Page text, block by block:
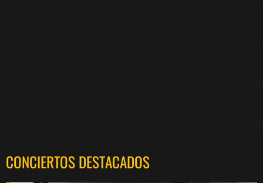
CONCIERTOS DESTACADOS